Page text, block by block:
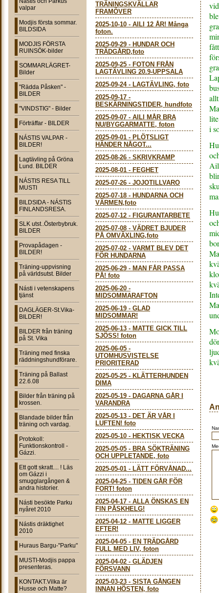
valpar
Modjis första sommar.
BILDSIDA
MODJIS FÖRSTA
RUINSÖK-bilder
SOMMARLÄGRET-
Bilder
"Rädda Påsken" -
BILDER
"VINDSTIG" - Bilder
Förträffar - BILDER
NÁSTIS VALPAR -
BILDER!
Lagtävling på Gröna
Lund. BILDER
NÁSTIS RESA TILL
MUSTI
BILDSIDA - NÁSTIS
FINLANDSRESA.
SLK utst..Österbybruk.
BILDER
Provapådagen -
BILDER!
Träning-uppvisning
på världsutst. Bilder
Násti i vetenskapens
tjänst
DAGLÄGER-St.Vika-
BILDER!
BILDER från träning
på St. Vika
Träning med finska
räddningshundförare.
Träning på Ballast
22.6.08
Bilder från träning på
krossen.
Blandade bilder från
träning och vardag.
Protokoll:
Funktionskontroll -
Gázzi.
Ett gott skratt.... ! Läs
om Gázzi i
smugglargången &
andra historier.
Násti besökte Parku
nyåret 2010
Nástis dräktighet
2010
Huraus Bargu-"Parku"
MUSTI-Modjis pappa
presenteras.
KONTAKT.Vilka är
Husse och Matte?
TRÄNINGSKVÄLLAR
FRAMÖVER
2025-10-10 - AILI 12 ÅR! Många
foton.
2025-09-29 - HUNDAR OCH
TRÄDGÅRD,foto
2025-09-25 - FOTON FRÅN
LAGTÄVLING 20.9-UPPSALA
2025-09-24- LAGTÄVLING, foto
2025-09-17 -
BESKÄRNINGSTIDER, hundfoto
2025-09-07 - AILI MÅR BRA
NU/BYGGARMATTE, foton
2025-09-01 - PLÖTSLIGT
HÄNDER NÅGOT...
2025-08-26 - SKRIVKRAMP
2025-08-01 - FEGHET
2025-07-26 - JOJOTILLVARO
2025-07-18 - HUNDARNA OCH
VÄRMEN,foto
2025-07-12 - FIGURANTARBETE
2025-07-08 - VÄDRET BJUDER
PÅ OMVÄXLING,foto
2025-07-02 - VARMT BLEV DET
FÖR HUNDARNA
2025-06-29 - MAN FÅR PASSA
PÅ! foto
2025-06-20 -
MIDSOMMARAFTON
2025-06-19 - GLAD
MIDSOMMAR!
2025-06-13 - MATTE GICK TILL
SJÖSS! foton
2025-06-05 -
UTOMHUSVISTELSE
PRIORITERAD
2025-05-25 - KLÄTTERHUNDEN
DIMA
2025-05-19 - DAGARNA GÅR I
VARANDRA
2025-05-13 - DET ÄR VÅR I
LUFTEN! foto
2025-05-10 - HEKTISK VECKA
2025-05-05 - BRA SÖKTRÄNING
OCH UPPLETANDE, foto
2025-05-01 - LÄTT FÖRVÅNAD...
2025-04-25 - TIDEN GÅR FÖR
FORT! foton
2025-04-17 - ALLA ÖNSKAS EN
FIN PÅSKHELG!
2025-04-12 - MATTE LIGGER
EFTER!
2025-04-05 - EN TRÄDGÅRD
FULL MED LIV, foton
2025-04-02 - GLÄDJEN
FÖRSVANN
2025-03-23 - SISTA GÅNGEN
INNAN HÖSTEN, foto
i